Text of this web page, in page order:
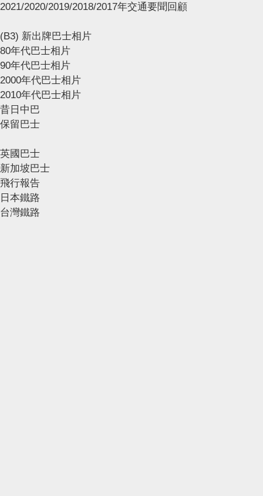
2021/2020/2019/2018/2017年交通要聞回顧
(B3) 新出牌巴士相片
80年代巴士相片
90年代巴士相片
2000年代巴士相片
2010年代巴士相片
昔日中巴
保留巴士
英國巴士
新加坡巴士
飛行報告
日本鐵路
台灣鐵路